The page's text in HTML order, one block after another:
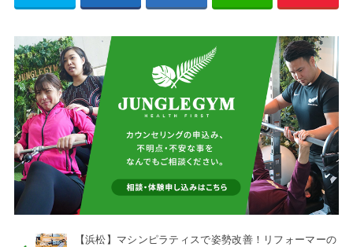
【浜松】マシンピラティスで姿勢改善！リフォーマーの